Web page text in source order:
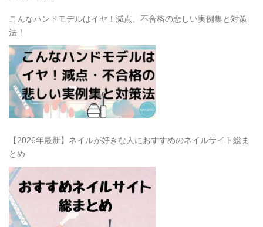
こんなハンドモデルはイヤ！減点、不合格の悲しい実例集と対策
法！
【2026年最新】ネイルが好きな人におすすめのネイルサイト総ま
とめ